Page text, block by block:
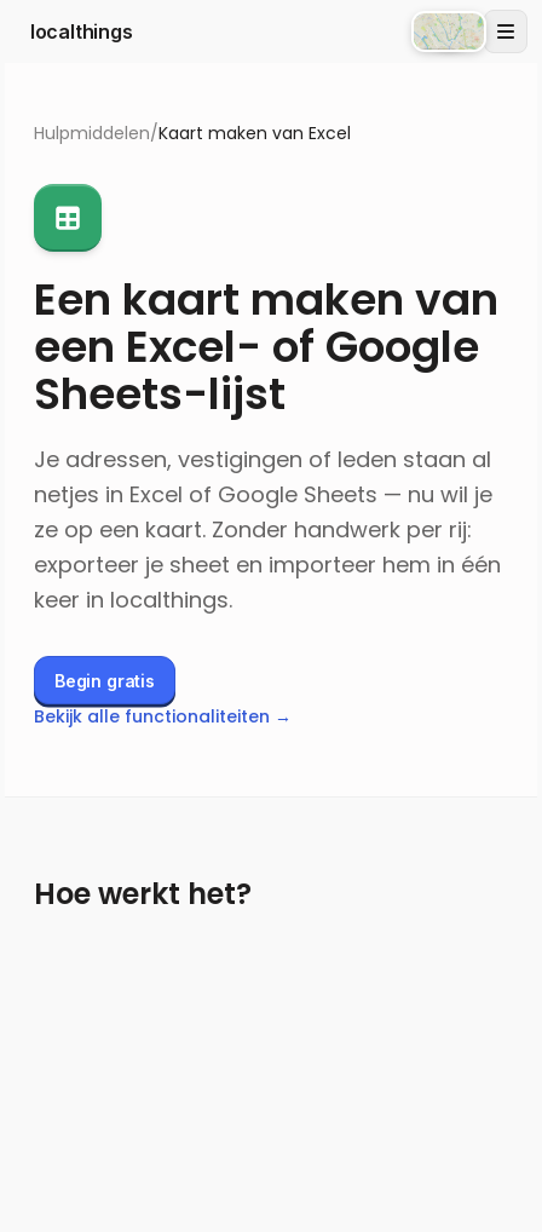
localthings
Atlas
Hulpmiddelen/Kaart maken van Excel
Een kaart maken van
een Excel- of Google
Sheets-lijst
Je adressen, vestigingen of leden staan al
netjes in Excel of Google Sheets — nu wil je
ze op een kaart. Zonder handwerk per rij:
exporteer je sheet en importeer hem in één
keer in localthings.
Begin gratis
Bekijk alle functionaliteiten →
Hoe werkt het?